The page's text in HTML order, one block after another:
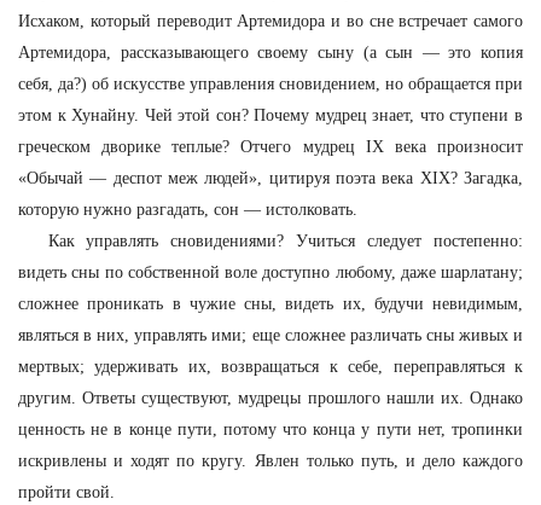
Исхаком, который переводит Артемидора и во сне встречает самого
Артемидора, рассказывающего своему сыну (а сын — это копия
себя, да?) об искусстве управления сновидением, но обращается при
этом к Хунайну. Чей этой сон? Почему мудрец знает, что ступени в
греческом дворике теплые? Отчего мудрец IX века произносит
«Обычай — деспот меж людей», цитируя поэта века XIX? Загадка,
которую нужно разгадать, сон — истолковать.
Как управлять сновидениями? Учиться следует постепенно:
видеть сны по собственной воле доступно любому, даже шарлатану;
сложнее проникать в чужие сны, видеть их, будучи невидимым,
являться в них, управлять ими; еще сложнее различать сны живых и
мертвых; удерживать их, возвращаться к себе, переправляться к
другим. Ответы существуют, мудрецы прошлого нашли их. Однако
ценность не в конце пути, потому что конца у пути нет, тропинки
искривлены и ходят по кругу. Явлен только путь, и дело каждого
пройти свой.